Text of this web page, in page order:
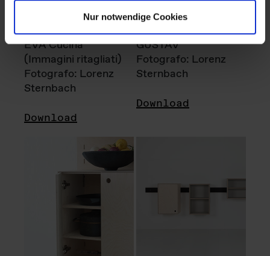
Nur notwendige Cookies
EVA Cucina
(Immagini ritagliati)
Fotografo: Lorenz
Sternbach
Download
GUSTAV
Fotografo: Lorenz
Sternbach
Download